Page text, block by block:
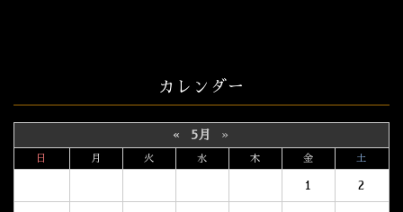
カレンダー
« 5月 »
日 月 火 水 木 金 土
1 2